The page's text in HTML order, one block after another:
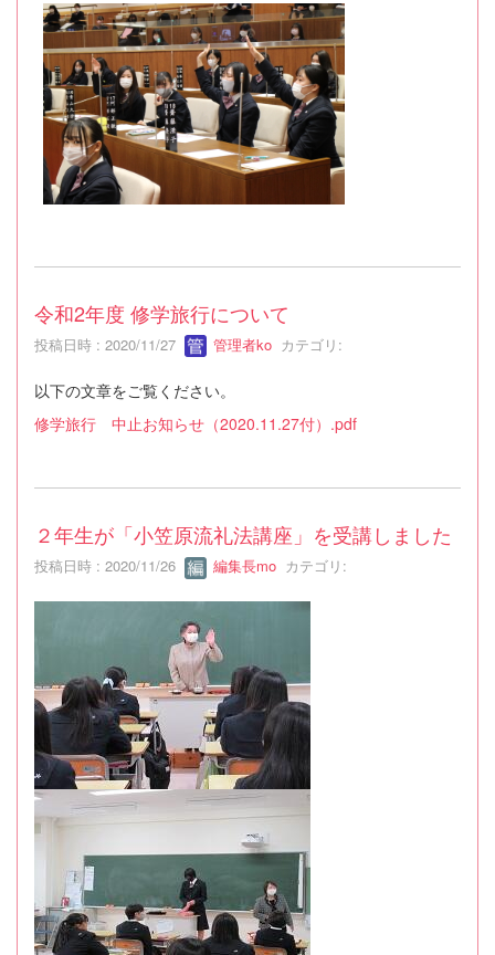
令和2年度 修学旅行について
投稿日時 : 2020/11/27 管理者ko カテゴリ:
以下の文章をご覧ください。
修学旅行 中止お知らせ（2020.11.27付）.pdf
２年生が「小笠原流礼法講座」を受講しました
投稿日時 : 2020/11/26 編集長mo カテゴリ: